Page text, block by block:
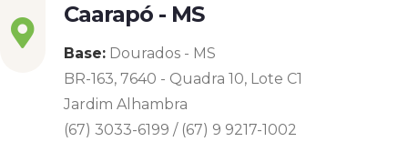
Caarapó - MS
Base: Dourados - MS
BR-163, 7640 - Quadra 10, Lote C1
Jardim Alhambra
(67) 3033-6199 / (67) 9 9217-1002